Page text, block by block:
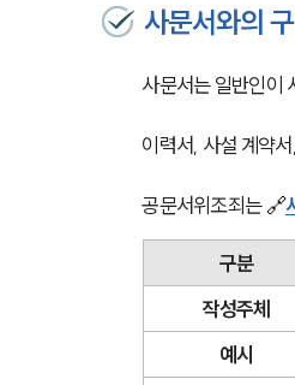
사문서와의
사문서는 일반인이
이력서, 사설 계약
공문서위조죄는 🔗
구분
작성주체
예시